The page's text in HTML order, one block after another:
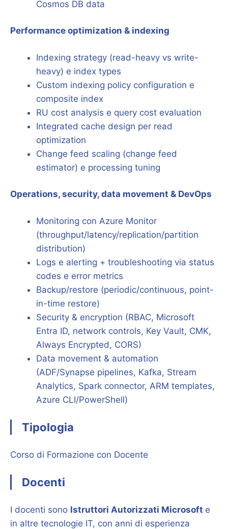
Cosmos DB data
Performance optimization & indexing
Indexing strategy (read-heavy vs write-
heavy) e index types
Custom indexing policy configuration e
composite index
RU cost analysis e query cost evaluation
Integrated cache design per read
optimization
Change feed scaling (change feed
estimator) e processing tuning
Operations, security, data movement & DevOps
Monitoring con Azure Monitor
(throughput/latency/replication/partition
distribution)
Logs e alerting + troubleshooting via status
codes e error metrics
Backup/restore (periodic/continuous, point-
in-time restore)
Security & encryption (RBAC, Microsoft
Entra ID, network controls, Key Vault, CMK,
Always Encrypted, CORS)
Data movement & automation
(ADF/Synapse pipelines, Kafka, Stream
Analytics, Spark connector, ARM templates,
Azure CLI/PowerShell)
Tipologia
Corso di Formazione con Docente
Docenti
I docenti sono Istruttori Autorizzati Microsoft e
in altre tecnologie IT, con anni di esperienza